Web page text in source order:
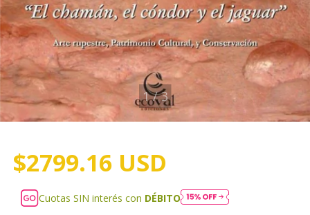
1/3
$2799.16 USD
Cuotas SIN interés con DÉBITO